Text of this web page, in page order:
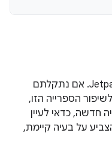
המשוב שלכם עוזר לנו לשפר את Jetpack. אם נתקלתם
הספרייה הזו,
חדשה, כדאי לעיין
על בעיה קיימת,